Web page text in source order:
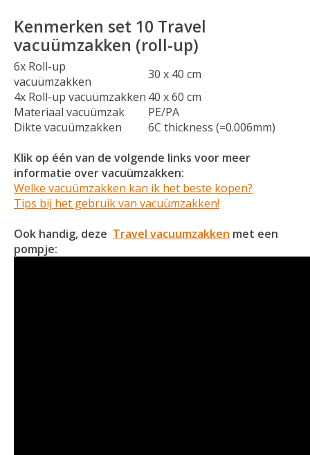
Kenmerken set 10 Travel
vacuümzakken (roll-up)
6x Roll-up
vacuümzakken
30 x 40 cm
4x Roll-up vacuümzakken 40 x 60 cm
Materiaal vacuümzak
PE/PA
Dikte vacuümzakken
6C thickness (=0.006mm)
Klik op één van de volgende links voor meer
informatie over vacuümzakken:
Welke vacuümzakken kan ik het beste kopen?
Tips bij het gebruik van vacuümzakken!
Ook handig, deze Travel vacuumzakken met een
pompje: